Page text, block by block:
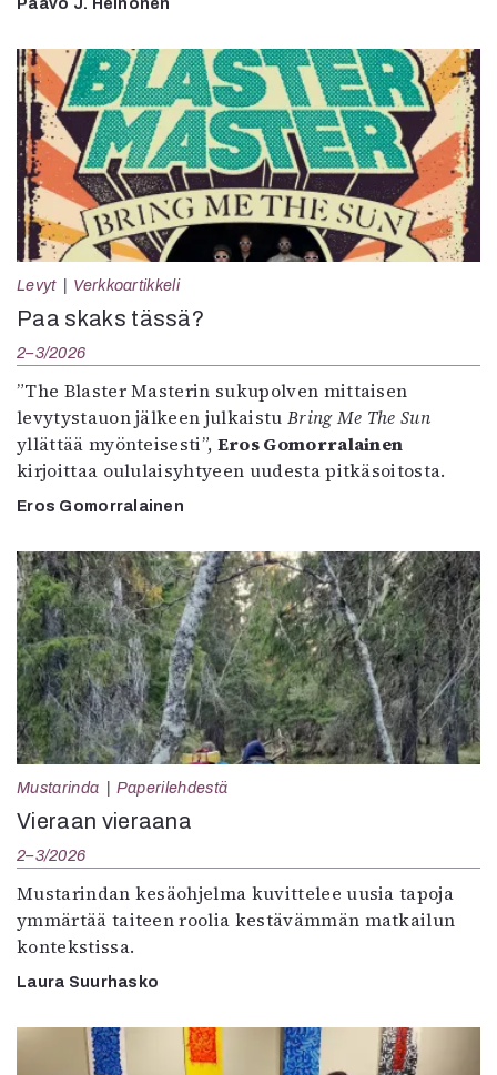
Paavo J. Heinonen
Levyt Verkkoartikkeli
Paa skaks tässä?
2–3/2026
”The Blaster Masterin sukupolven mittaisen
levytystauon jälkeen julkaistu Bring Me The Sun
yllättää myönteisesti”, Eros Gomorralainen
kirjoittaa oululaisyhtyeen uudesta pitkäsoitosta.
Eros Gomorralainen
Mustarinda Paperilehdestä
Vieraan vieraana
2–3/2026
Mustarindan kesäohjelma kuvittelee uusia tapoja
ymmärtää taiteen roolia kestävämmän matkailun
kontekstissa.
Laura Suurhasko